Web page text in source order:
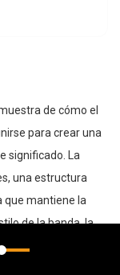
de cómo el
para crear una
significado. La
una estructura
que mantiene la
de la banda, la
que invita a